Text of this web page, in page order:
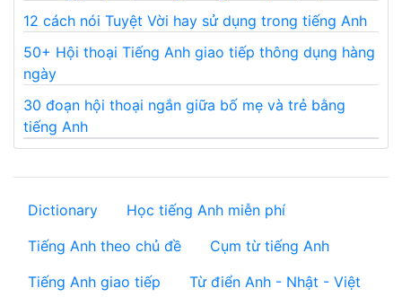
12 cách nói Tuyệt Vời hay sử dụng trong tiếng Anh
50+ Hội thoại Tiếng Anh giao tiếp thông dụng hàng
ngày
30 đoạn hội thoại ngắn giữa bố mẹ và trẻ bằng
tiếng Anh
Dictionary
Học tiếng Anh miễn phí
Tiếng Anh theo chủ đề
Cụm từ tiếng Anh
Tiếng Anh giao tiếp
Từ điển Anh - Nhật - Việt